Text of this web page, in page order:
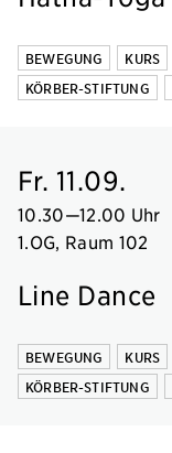
BEWEGUNG KURS
KÖRBER-STIFTUNG
Fr. 11.09.
10.30—12.00 Uhr
1.OG, Raum 102
Line Dance
BEWEGUNG KURS
KÖRBER-STIFTUNG